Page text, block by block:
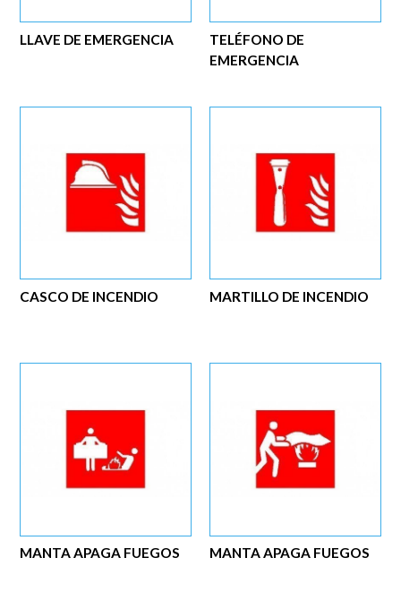
TELÉFONO DE
EMERGENCIA
LLAVE DE EMERGENCIA
MARTILLO DE INCENDIO
CASCO DE INCENDIO
MANTA APAGA FUEGOS
MANTA APAGA FUEGOS